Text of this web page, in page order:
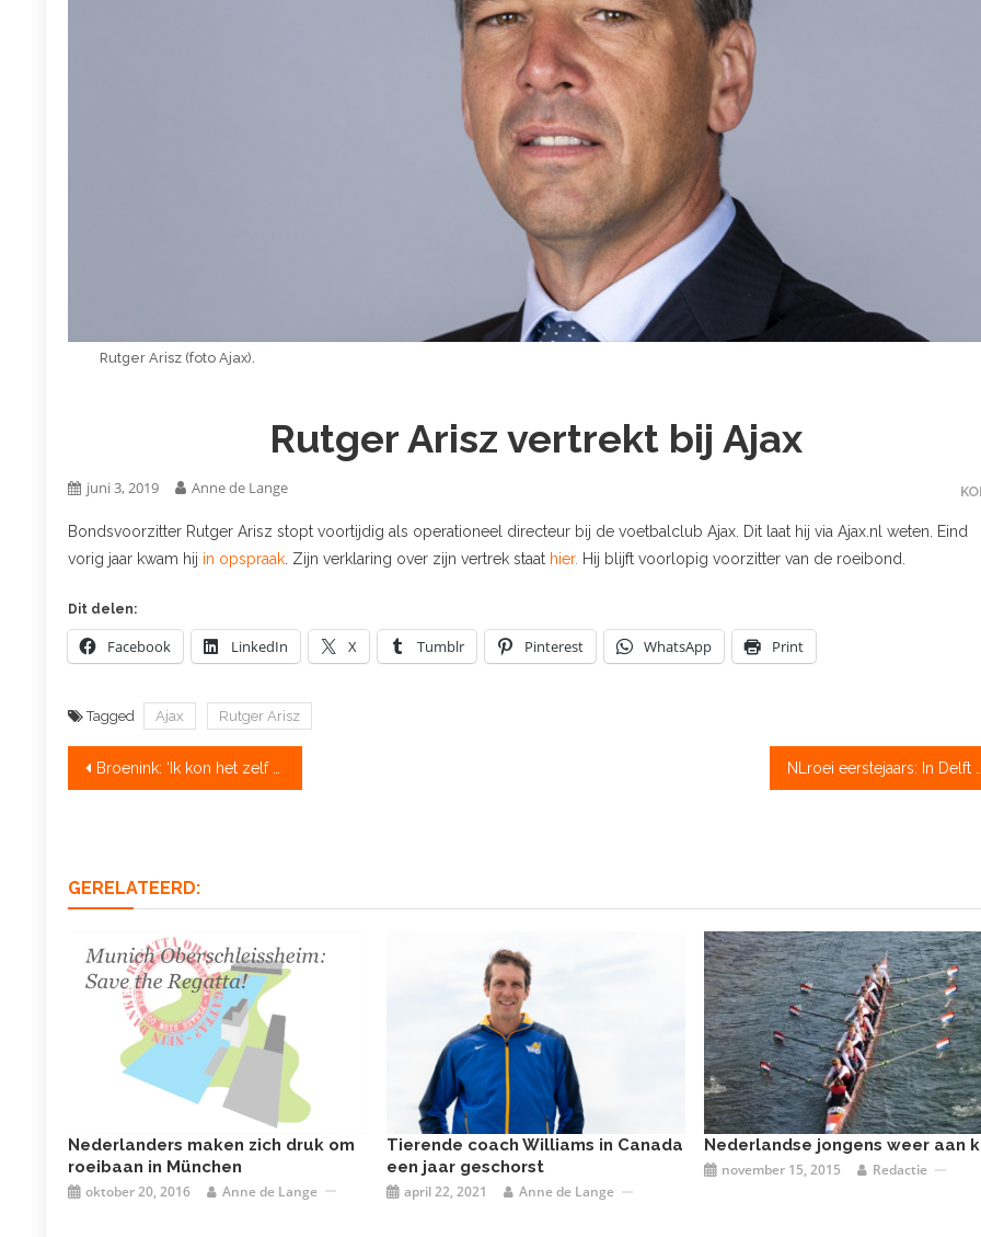
Rutger Arisz (foto Ajax).
Rutger Arisz vertrekt bij Ajax
juni 3, 2019 Anne de Lange
Bondsvoorzitter Rutger Arisz stopt voortijdig als operationeel directeur bij de voetbalclub Ajax. Dit laat hij via Ajax.nl weten. Eind
vorig jaar kwam hij in opspraak . Zijn verklaring over zijn vertrek staat hier. Hij blijft voorlopig voorzitter van de roeibond.
Dit delen:
Facebook LinkedIn X Tumblr Pinterest WhatsApp Print
Tagged Ajax Rutger Arisz
Bericht
Broenink: ‘Ik kon het zelf ook bijna niet geloven’
GERELATEERD:
Nederlanders maken zich druk om
roeibaan in München
oktober 20, 2016 Anne de Lange
Tierende coach Williams in Canada
een jaar geschorst
april 22, 2021 Anne de Lange
Nederlandse jongens weer aan
november 15, 2015 Redactie